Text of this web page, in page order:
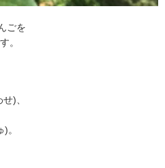
ごを
。
)、
。